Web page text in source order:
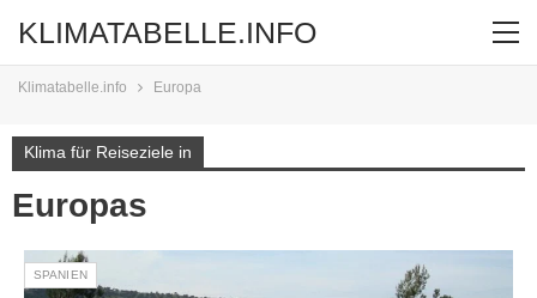
KLIMATABELLE.INFO
Klimatabelle.info Europa
Klima für Reiseziele in
Europas
SPANIEN